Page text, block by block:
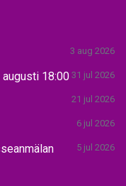
3 aug 2026
18:00 31 jul 2026
21 jul 2026
6 jul 2026
5 jul 2026